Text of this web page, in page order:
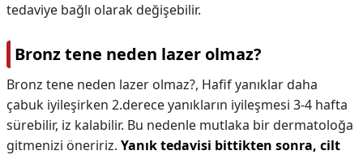
tedaviye bağlı olarak değişebilir.
Bronz tene neden lazer olmaz?
Bronz tene neden lazer olmaz?, Hafif yanıklar daha
çabuk iyileşirken 2.derece yanıkların iyileşmesi 3-4 hafta
sürebilir, iz kalabilir. Bu nedenle mutlaka bir dermatoloğa
gitmenizi öneririz. Yanık tedavisi bittikten sonra, cilt